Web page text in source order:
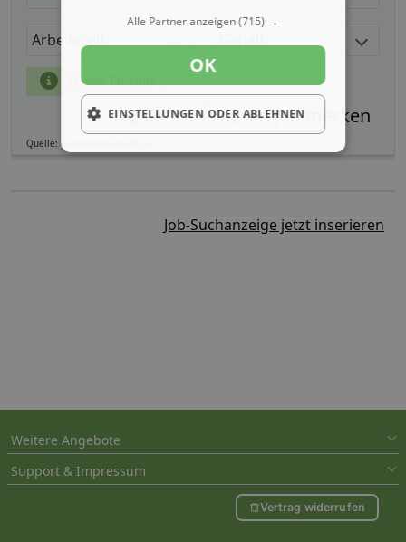
Arbeitszeit
mehr Details
Teilen
Quelle: germanpersonnel.de
Job-Suchanzeige jetzt inserieren
Weitere Angebote
Support & Impressum
Vertrag widerrufen
Alle Partner anzeigen(715) →
OK
EINSTELLUNGEN ODER ABLEHNEN